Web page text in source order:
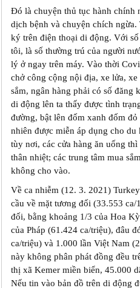
Đó là chuyện thủ tục hành chính
dịch bệnh và chuyện chích
ký trên điện thoại di động. Với
tôi, là số thường trú của người
lý ở ngay trên máy. Vào thời
chở công cộng nội địa, xe lửa,
sắm, ngân hàng phải có số đăng
di động lên ta thấy được tình
đường, bật lên đốm xanh đốm
nhiên được miễn áp dụng cho
tùy nơi, các cửa hàng ăn uống
thân nhiệt; các trung tâm mua
không cho vào.
Về ca nhiễm (12. 3. 2021)
cầu về mặt tương đối (33.553
đối, bằng khoảng 1/3 của Hoa
của Pháp (61.424 ca/triệu), đâu
ca/triệu) và 1.000 lần Việt Nam
này không phân phát đồng đều
thị xã Kemer miền biển, 45.000
Nếu tin vào bản đồ trên di động